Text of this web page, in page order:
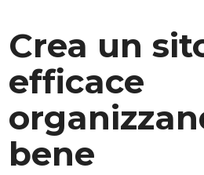
Crea un
efficace
bene